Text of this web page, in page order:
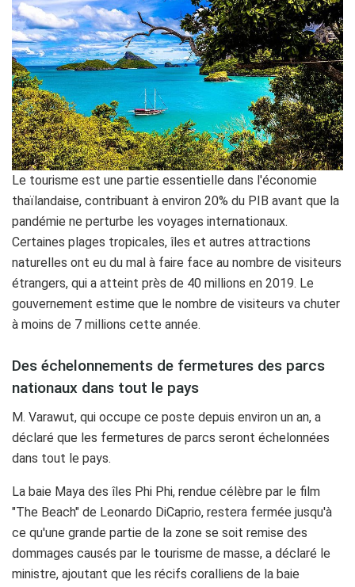
Le tourisme est une partie essentielle dans l'économie
thaïlandaise, contribuant à environ 20% du PIB avant que la
pandémie ne perturbe les voyages internationaux.
Certaines plages tropicales, îles et autres attractions
naturelles ont eu du mal à faire face au nombre de visiteurs
étrangers, qui a atteint près de 40 millions en 2019. Le
gouvernement estime que le nombre de visiteurs va chuter
à moins de 7 millions cette année.
Des échelonnements de fermetures des parcs
nationaux dans tout le pays
M. Varawut, qui occupe ce poste depuis environ un an, a
déclaré que les fermetures de parcs seront échelonnées
dans tout le pays.
La baie Maya des îles Phi Phi, rendue célèbre par le film
"The Beach" de Leonardo DiCaprio, restera fermée jusqu'à
ce qu'une grande partie de la zone se soit remise des
dommages causés par le tourisme de masse, a déclaré le
ministre, ajoutant que les récifs coralliens de la baie